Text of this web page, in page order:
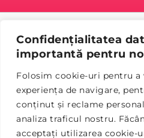
Confidențialitatea
importantă pentru
Folosim cookie-uri pentru
experiența de navigare,
conținut și reclame
analiza traficul nostru.
acceptați utilizarea cookie-
© Copyright 2023 abyz.ro
Politica de confidențialitate
Refund and Returns Policy